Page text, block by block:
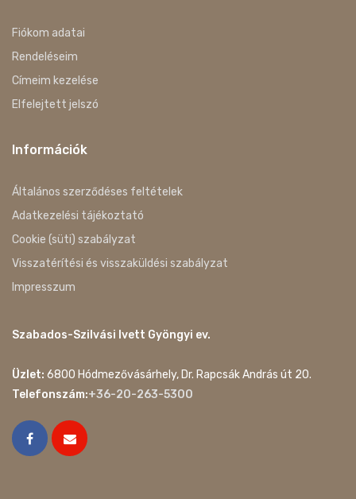
Fiókom adatai
Rendeléseim
Címeim kezelése
Elfelejtett jelszó
Információk
Általános szerződéses feltételek
Adatkezelési tájékoztató
Cookie (süti) szabályzat
Visszatérítési és visszaküldési szabályzat
Impresszum
Szabados-Szilvási Ivett Gyöngyi ev.
Üzlet: 6800 Hódmezővásárhely, Dr. Rapcsák András út 20.
Telefonszám:+36-20-263-5300